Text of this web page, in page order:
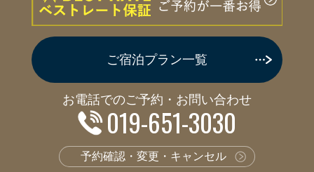
ご宿泊プラン一覧
お電話でのご予約・お問い合わせ
019-651-3030
予約確認・変更・キャンセル